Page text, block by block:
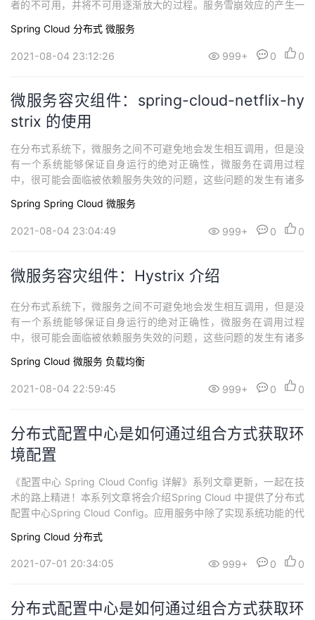
者的不可用，并将不可用逐渐放大的过程。服务雪崩效应的产生一
不可用服务提供者不可用的出现的原因有很多，可能是因为服务器
的宕机或者网络故障，也可能是因为程序存在的Bug，也有可能是大
Spring Cloud 分布式 微服务
2021-08-04 23:12:26 999+ 0 0
微服务容灾组件：spring-cloud-netflix-hy
strix 的使用
在分布式系统下，微服务之间不可避免地会发生相互调用，但是没
有一个系统能够保证自身运行的绝对正确性，微服务在调用过程
中，很可能会面临被依赖服务失效的问题，这些问题的发生有诸多
者是被依赖的微服务抛出了调用异常、还有可能是因为被依赖的微
服务负载过大无法及时响应请求等等原因。本系列文章将会介绍 Hy
Spring Spring Cloud 微服务
2021-08-04 23:04:49 999+ 0 0
微服务容灾组件：Hystrix 介绍
在分布式系统下，微服务之间不可避免地会发生相互调用，但是没
有一个系统能够保证自身运行的绝对正确性，微服务在调用过程
中，很可能会面临被依赖服务失效的问题，这些问题的发生有诸多
者是被依赖的微服务抛出了调用异常、还有可能是因为被依赖的微
服务负载过大无法及时响应请求等等原因。本系列文章将会介绍 Hy
Spring Cloud 微服务 负载均衡
2021-08-04 22:59:45 999+ 0 0
分布式配置中心是如何通过组合方式获取环
境配置
《配置中心 Spring Cloud Config 详解》系列文章更新，一起在技
术的路上精进！本系列文章将会介绍Spring Cloud 中提供了分布式
配置中心Spring Cloud Config。应用服务中除了实现系统功能的代
据去调整应用的行为，如切换不同的数据库，设置功能开关等。随
着微服务的不断增加，需要系统具备可伸缩和可扩展性...
Spring Cloud 分布式
2021-07-01 20:34:05 999+ 0 0
分布式配置中心是如何通过组合方式获取环